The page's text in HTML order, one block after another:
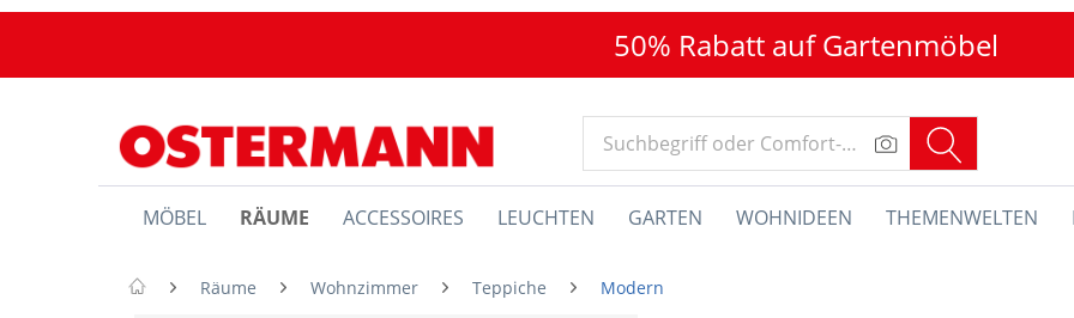
50% Rabatt auf Gartenmöbel
MÖBEL RÄUME ACCESSOIRES LEUCHTEN GARTEN WOHNIDEEN THEMENWELTEN
Räume Wohnzimmer Teppiche
Modern